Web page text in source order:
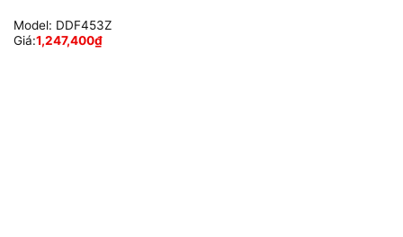
Model: DDF453Z
Giá:1,247,400₫